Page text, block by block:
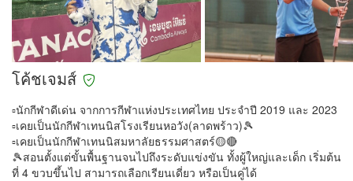
โค้ชเจมส์
▫️นักกีฬาดีเด่น จากการกีฬาแห่งประเทศไทย ประจำปี 2019 และ 2023
▫️เคยเป็นนักกีฬาเทนนิสโรงเรียนหอวัง(ลาดพร้าว)🎾
▫️เคยเป็นนักกีฬาเทนนิสมหาลัยธรรมศาสตร์🟡🔴
🎾สอนตั้งแต่ขั้นพื้นฐานจนไปถึงระดับแข่งขัน ทั้งผู้ใหญ่และเด็ก เริ่มต้น
ที่ 4 ขวบขึ้นไป สามารถเลือกเรียนเดี่ยว หรือเป็นคู่ได้